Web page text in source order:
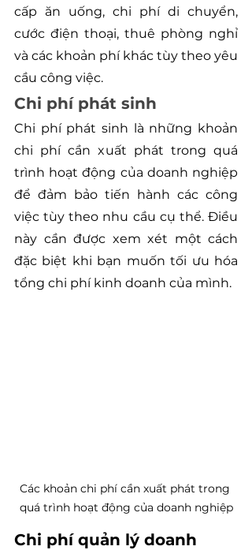
cấp ăn uống, chi phí di chuyển,
cước điện thoại, thuê phòng nghỉ
và các khoản phí khác tùy theo yêu
cầu công việc.
Chi phí phát sinh
Chi phí phát sinh là những khoản
chi phí cần xuất phát trong quá
trình hoạt động của doanh nghiệp
để đảm bảo tiến hành các công
việc tùy theo nhu cầu cụ thể. Điều
này cần được xem xét một cách
đặc biệt khi bạn muốn tối ưu hóa
tổng chi phí kinh doanh của mình.
Các khoản chi phí cần xuất phát trong
quá trình hoạt động của doanh nghiệp
Chi phí quản lý doanh